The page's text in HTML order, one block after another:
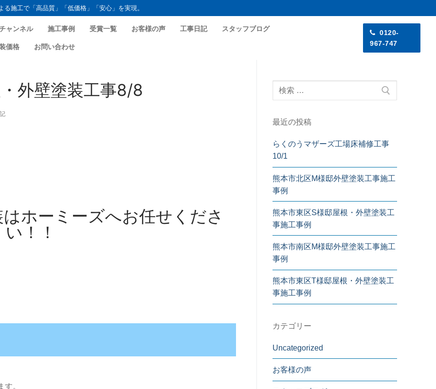
施工で「高品質」「低価格」「安心」を実現。
ャンネル 施工事例 受賞一覧 お客様の声 工事日記 スタッフブログ
価格 お問い合わせ
0120-
967-747
外壁塗装工事8/8
ホーミーズへお任せくださ
い！！
。
最近の投稿
らくのうマザーズ工場床補修工事
10/1
熊本市北区M様邸外壁塗装工事施工
事例
熊本市東区S様邸屋根・外壁塗装工
事施工事例
熊本市南区M様邸外壁塗装工事施工
事例
熊本市東区T様邸屋根・外壁塗装工
事施工事例
カテゴリー
Uncategorized
お客様の声